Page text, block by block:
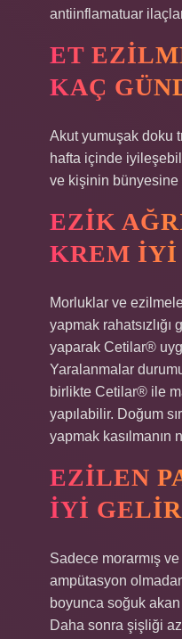
antiinflamatuar
ET
KAÇ
Akut yumuşak doku
hafta içinde
ve kişinin bünyesine
EZIK
KREM IYI
Morluklar ve
yapmak
yaparak Cetilar®
Yaralanmalar
birlikte Cetilar® ile
yapılabilir. Doğum
yapmak kasılmanın
EZILEN
IYI
Sadece morarmış
ampütasyon
boyunca soğuk akan
Daha sonra şişliği